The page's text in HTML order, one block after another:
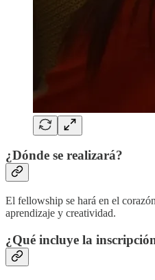
¿Dónde se realizará?
El fellowship se hará en el
aprendizaje y creatividad.
¿Qué incluye la